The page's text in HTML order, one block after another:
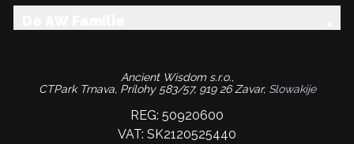
Ancient Wisdom s.r.o.,
CTPark Trnava, Prílohy 583/57, 919 26 Zavar, Slowakije
REG: 50920600
VAT: SK2120525440